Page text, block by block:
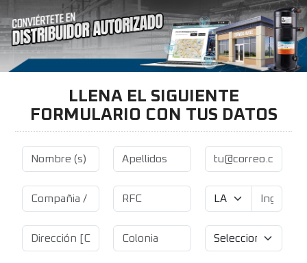
LLENA EL SIGUIENTE
FORMULARIO CON TUS DATOS